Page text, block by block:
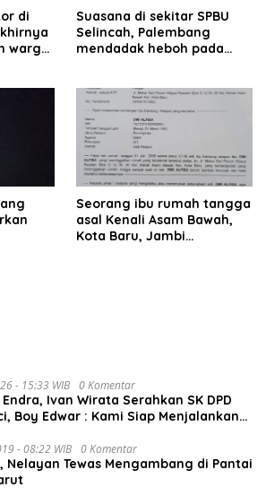
di
warga.
Suasana di sekitar SPBU
Selincah, Palembang
mendadak heboh pada
Seorang ibu rumah tangga
asal Kenali Asam Bawah,
Kota Baru, Jambi
- 15:33 WIB 0 Komentar
Ivan Wirata Serahkan SK DPD
Boy Edwar : Kami Siap Menjalankan
- 08:22 WIB 0 Komentar
Nelayan Tewas Mengambang di Pantai